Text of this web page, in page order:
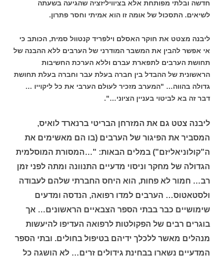
חדשה ובלתי מפותחת אלא בציוויליזציה שהגיעה בשעתה
לשיאים. התסכול של אומה זו הוא אמיתי וחסר פתרון.
ליבנה מצטט את חוקר האסלם וילפריד קנטוול סמית, הכותב כי
אי אפשר להבין את המשבר המודרני של הערבים ללא ההבנה של
תחושת הערבים לתפארת עברם וללא הערכת החשיבות
הראשונית של ההבדל בין חברה בעלת עבר וחברה בעלת תחושת
גדולה בהווה… "המערב מזכיר לעולם הערבי את כל ליקוייו …
דבר זה בא לביטוי בעניין הציוני…".
ליבנה צטט גם את המזרחן הבריטי ברנארד לואיס,
המסביר את הפיגור של הערבים (בו הם מאשימים את
ה"קולוניאליזם") במלים הבאות: "…המסורת המוסלמית
הגדולה של מחקר וניסוי מדעיים התנוונה ומתה לפני זמן
רב… חמור לא פחות, הוא היחס החברתי שלהם לעבודה
ולסטאטוס… הערבים למדו רפואה, הנדסה ומדעים
שימושיים כבר בבתי הספר הצבאיים הראשונים… אך
בוגרים רבים של הפקולטות לרפואה העדיפו להיעשות
מנהלים מאשר ללכלך ידיהם בטיפול בחולים. ובתי הספר
המדעיים נשארו בבחינת גידולים זרים… לא הושגה כל